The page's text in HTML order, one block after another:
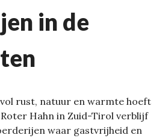
in de
rust, natuur en warmte hoeft
Hahn in Zuid-Tirol verblijf
waar gastvrijheid en